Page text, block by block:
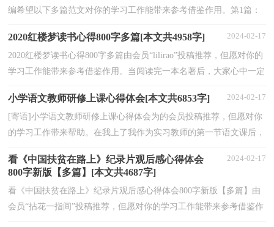
编希望以下多篇范文对你的学习工作能带来参考借鉴作用。第1篇：
2020红楼梦读书心得800字多篇[本文共4958字] 2024-02-17
2020红楼梦读书心得800字多篇由会员“lilirao”投稿推荐，但愿对你的
学习工作能带来参考借鉴作用。当阅读完一本名著后，大家心中一定
小学语文教师研修上课心得体会[本文共6853字] 2024-02-17
[寄语]小学语文教师研修上课心得体会为的会员投稿推荐，但愿对你
的学习工作带来帮助。在我上了我作为实习教师的第一节语文课后，
看《中国扶贫在路上》纪录片观后感心得体会
800字新版【多篇】[本文共4687字]
2024-02-17
看《中国扶贫在路上》纪录片观后感心得体会800字新版【多篇】由
会员“拈花一指间”投稿推荐，但愿对你的学习工作能带来参考借鉴作